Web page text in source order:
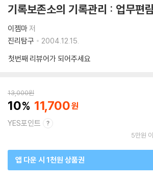
기록보존소의 기록관리 : 업무편
이젬마저
진리탐구
2004.12.15.
첫번째 리뷰어가 되어주세요
13,000원
10 11,700
YES포인트
5만원
앱 다운 시 1천원 상품권